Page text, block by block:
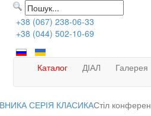
+38 (067) 238-06-33
+38 (044) 502-10-69
Каталог ДІАЛ Галерея
СЕРІЯ КЛАСИКАСтіл